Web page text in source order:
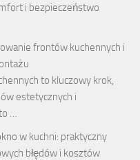
i bezpieczeństwo
frontów kuchennych i
to kluczowy krok,
estetycznych i
…
w kuchni: praktyczny
błędów i kosztów